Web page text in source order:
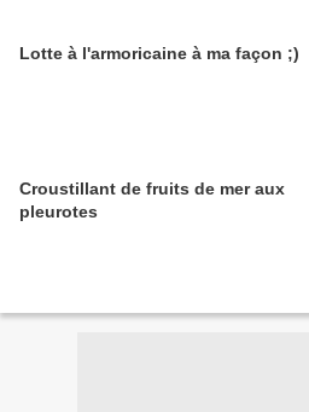
Lotte à l'armoricaine à ma façon ;)
Croustillant de fruits de mer aux
pleurotes